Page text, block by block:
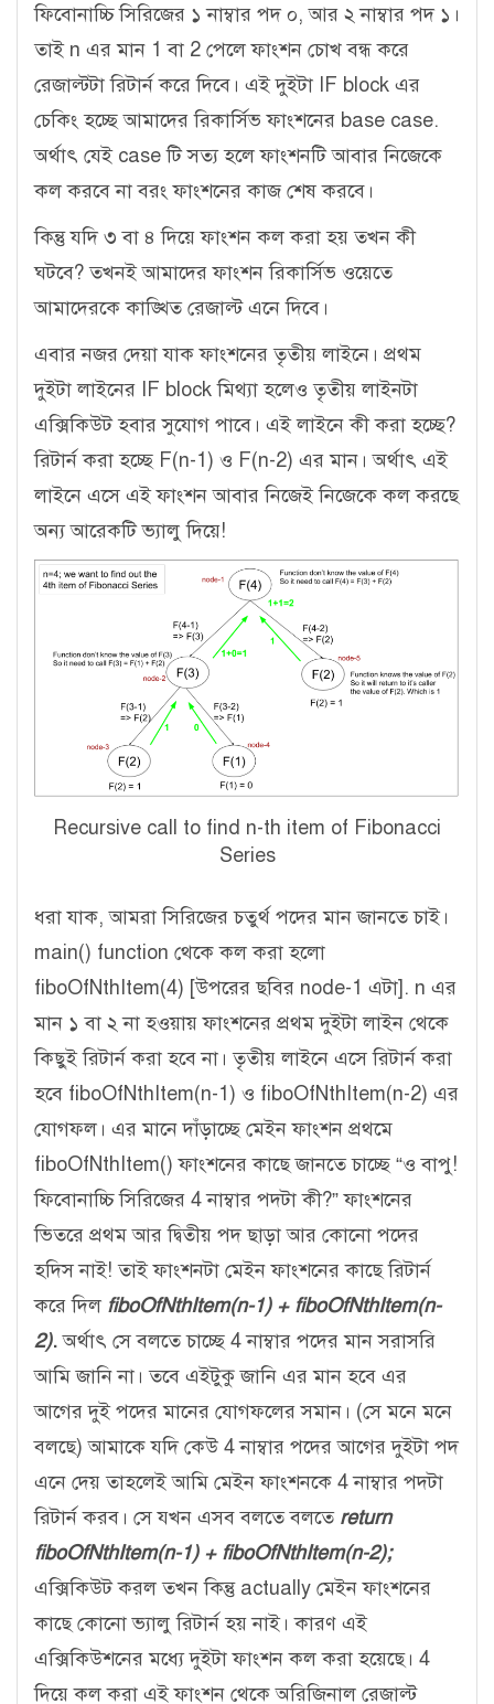
ফিবোনাচ্চি সিরিজের ১ নাম্বার পদ ০, আর ২ নাম্বার পদ ১।
তাই n এর মান 1 বা 2 পেলে ফাংশন চোখ বন্ধ করে
রেজাল্টটা রিটার্ন করে দিবে। এই দুইটা IF block এর
চেকিং হচ্ছে আমাদের রিকার্সিভ ফাংশনের base case.
অর্থাৎ যেই case টি সত্য হলে ফাংশনটি আবার নিজেকে
কল করবে না বরং ফাংশনের কাজ শেষ করবে।
কিন্তু যদি ৩ বা ৪ দিয়ে ফাংশন কল করা হয় তখন কী
ঘটবে? তখনই আমাদের ফাংশন রিকার্সিভ ওয়েতে
আমাদেরকে কাঙ্খিত রেজাল্ট এনে দিবে।
এবার নজর দেয়া যাক ফাংশনের তৃতীয় লাইনে। প্রথম
দুইটা লাইনের IF block মিথ্যা হলেও তৃতীয় লাইনটা
এক্সিকিউট হবার সুযোগ পাবে। এই লাইনে কী করা হচ্ছে?
রিটার্ন করা হচ্ছে F(n-1) ও F(n-2) এর মান। অর্থাৎ এই
লাইনে এসে এই ফাংশন আবার নিজেই নিজেকে কল করছে
অন্য আরেকটি ভ্যালু দিয়ে!
Recursive call to find n-th item of Fibonacci
Series
ধরা যাক, আমরা সিরিজের চতুর্থ পদের মান জানতে চাই।
main() function থেকে কল করা হলো
fiboOfNthItem(4) [উপরের ছবির node-1 এটা]. n এর
মান ১ বা ২ না হওয়ায় ফাংশনের প্রথম দুইটা লাইন থেকে
কিছুই রিটার্ন করা হবে না। তৃতীয় লাইনে এসে রিটার্ন করা
হবে fiboOfNthItem(n-1) ও fiboOfNthItem(n-2) এর
যোগফল। এর মানে দাঁড়াচ্ছে মেইন ফাংশন প্রথমে
fiboOfNthItem() ফাংশনের কাছে জানতে চাচ্ছে “ও বাপু!
ফিবোনাচ্চি সিরিজের 4 নাম্বার পদটা কী?” ফাংশনের
ভিতরে প্রথম আর দ্বিতীয় পদ ছাড়া আর কোনো পদের
হদিস নাই! তাই ফাংশনটা মেইন ফাংশনের কাছে রিটার্ন
করে দিল fiboOfNthItem(n-1) + fiboOfNthItem(n-
2).অর্থাৎ সে বলতে চাচ্ছে 4 নাম্বার পদের মান সরাসরি
আমি জানি না। তবে এইটুকু জানি এর মান হবে এর
আগের দুই পদের মানের যোগফলের সমান। (সে মনে মনে
বলছে) আমাকে যদি কেউ 4 নাম্বার পদের আগের দুইটা পদ
এনে দেয় তাহলেই আমি মেইন ফাংশনকে 4 নাম্বার পদটা
রিটার্ন করব। সে যখন এসব বলতে বলতে return
fiboOfNthItem(n-1) + fiboOfNthItem(n-2);
এক্সিকিউট করল তখন কিন্তু actually মেইন ফাংশনের
কাছে কোনো ভ্যালু রিটার্ন হয় নাই। কারণ এই
এক্সিকিউশনের মধ্যে দুইটা ফাংশন কল করা হয়েছে। 4
দিয়ে কল করা এই ফাংশন থেকে অরিজিনাল রেজাল্ট